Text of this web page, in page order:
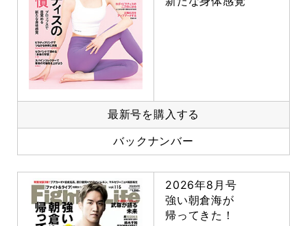
最新号を購入する
バックナンバー
2026年8月号
強い朝倉海が
帰ってきた！